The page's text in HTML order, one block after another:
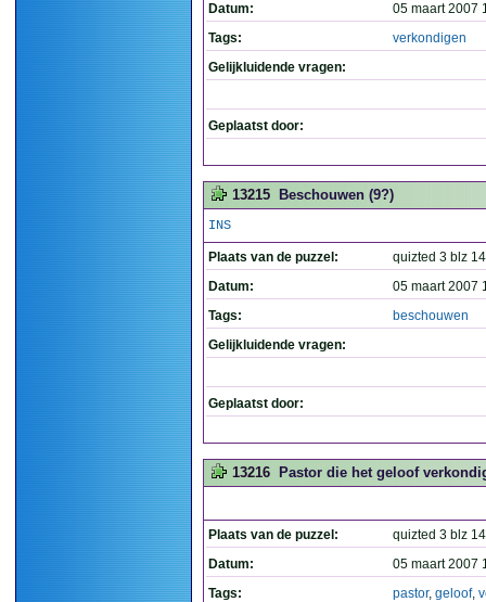
Datum:
05 maart 2007
Tags:
verkondigen
Gelijkluidende vragen:
Geplaatst door:
13215 Beschouwen (9?)
INS
Plaats van de puzzel:
quizted 3 blz 14
Datum:
05 maart 2007
Tags:
beschouwen
Gelijkluidende vragen:
Geplaatst door:
13216 Pastor die het geloof
Plaats van de puzzel:
quizted 3 blz 14
Datum:
05 maart 2007
Tags:
pastor, geloof,